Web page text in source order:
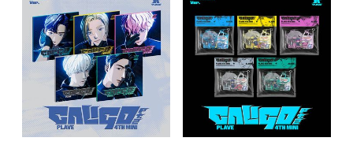
版)
版)